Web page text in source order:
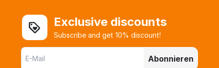
Exclusive discounts
Subscribe and get 10% discount!
Abonnieren